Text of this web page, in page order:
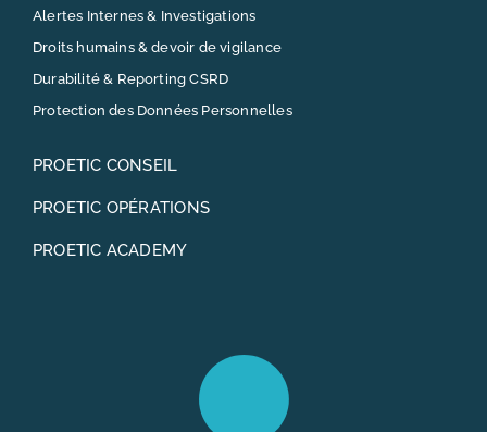
Alertes Internes & Investigations
Droits humains & devoir de vigilance
Durabilité & Reporting CSRD
Protection des Données Personnelles
PROETIC CONSEIL
PROETIC OPÉRATIONS
PROETIC ACADEMY